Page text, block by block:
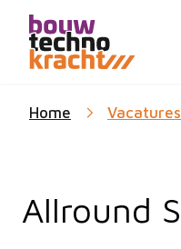
Home Vacatures
Allround